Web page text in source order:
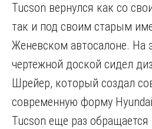
Tucson вернулся как со
так и под своим старым
Женевском автосалоне. На
чертежной доской сидел
Шрейер, который создал
современную форму
Tucson еще раз обращается